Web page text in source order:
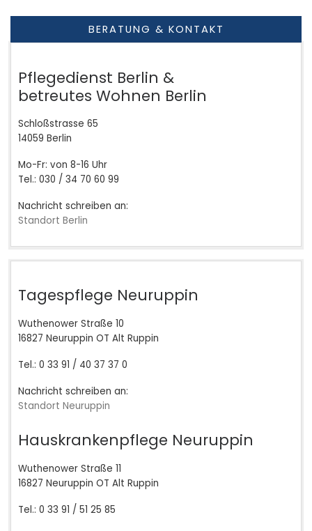
BERATUNG & KONTAKT
Pflegedienst Berlin &
betreutes Wohnen Berlin
Schloßstrasse 65
14059 Berlin
Mo-Fr: von 8-16 Uhr
Tel.: 030 / 34 70 60 99
Nachricht schreiben an:
Standort Berlin
Tagespflege Neuruppin
Wuthenower Straße 10
16827 Neuruppin OT Alt Ruppin
Tel.: 0 33 91 / 40 37 37 0
Nachricht schreiben an:
Standort Neuruppin
Hauskrankenpflege Neuruppin
Wuthenower Straße 11
16827 Neuruppin OT Alt Ruppin
Tel.: 0 33 91 / 51 25 85